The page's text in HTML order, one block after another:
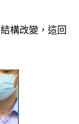
構改變，這回